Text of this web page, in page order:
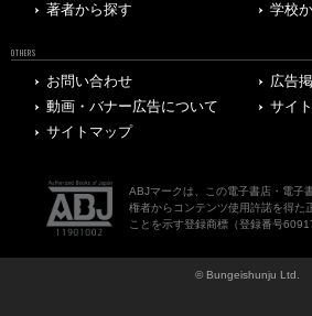
著者から探す
学校
OTHERS
お問い合わせ
広告
動画・バナー広告について
サイ
サイトマップ
ABJマークは、この電子書店・電子
権者からコンテンツ使用許諾を得た
ことを示す登録商標（登録番号
© Bungeishunju Ltd.